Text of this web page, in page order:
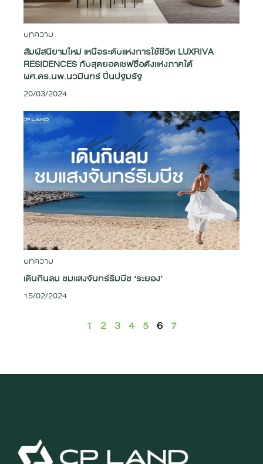
บทความ
สัมผัสนิยามใหม่ เหนือระดับแห่งการใช้ชีวิต LUXRIVA
RESIDENCES กับสุดยอดเชฟชื่อดังแห่งภาคใต้
ผศ.ดร.นพ.นวมินทร์ ปิ่นปฐมรัฐ
20/03/2024
บทความ
เดินกินลม ชมแสงจันทร์ริมบีช ‘ระยอง’
15/02/2024
1 2 3 4 5 6 7